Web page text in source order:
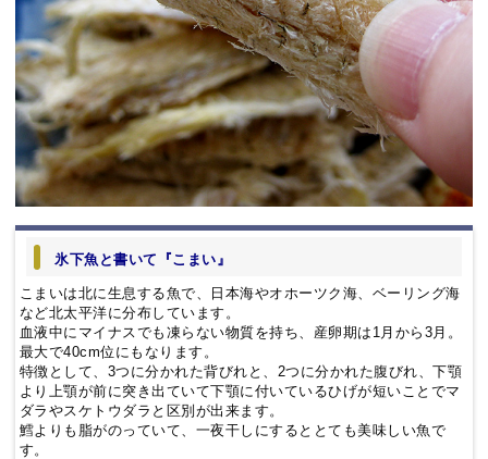
氷下魚と書いて『こまい』
こまいは北に生息する魚で、日本海やオホーツク海、ベーリング海
など北太平洋に分布しています。
血液中にマイナスでも凍らない物質を持ち、産卵期は1月から3月。
最大で40cm位にもなります。
特徴として、3つに分かれた背びれと、2つに分かれた腹びれ、下顎
より上顎が前に突き出ていて下顎に付いているひげが短いことでマ
ダラやスケトウダラと区別が出来ます。
鱈よりも脂がのっていて、一夜干しにするととても美味しい魚で
す。